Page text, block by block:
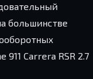
большинстве
Carrera RSR 2.7